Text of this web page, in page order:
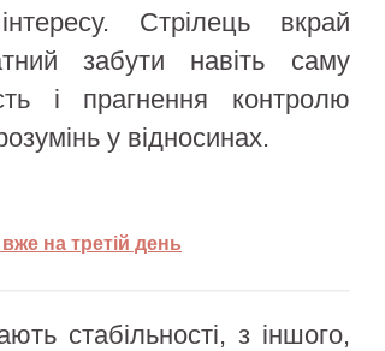
Стрілець вкрай
забути навіть саму
і прагнення контролю
у відносинах.
на третій день
стабільності, з іншого,